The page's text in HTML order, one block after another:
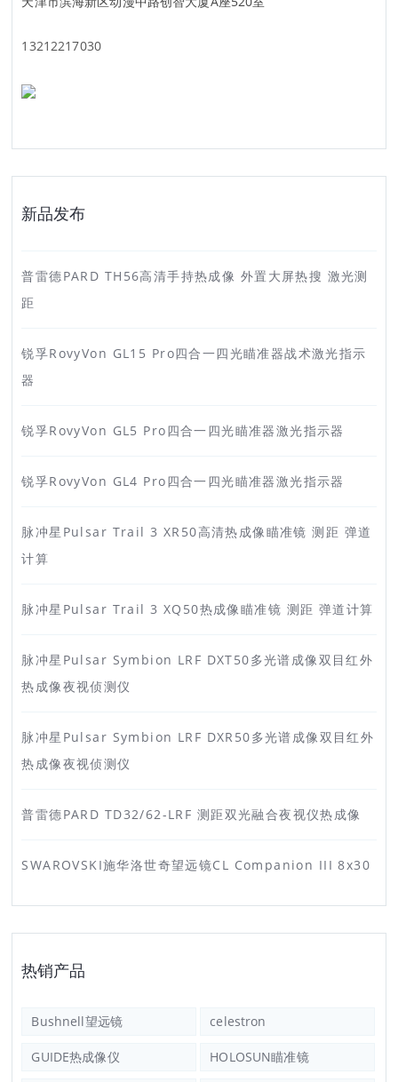
13212217030
新品发布
普雷德PARD TH56高清手持热成像 外置大屏热搜 激光测
距
锐孚RovyVon GL15 Pro四合一四光瞄准器战术激光指示
器
锐孚RovyVon GL5 Pro四合一四光瞄准器激光指示器
锐孚RovyVon GL4 Pro四合一四光瞄准器激光指示器
脉冲星Pulsar Trail 3 XR50高清热成像瞄准镜 测距 弹道
计算
脉冲星Pulsar Trail 3 XQ50热成像瞄准镜 测距 弹道计算
脉冲星Pulsar Symbion LRF DXT50多光谱成像双目红外
热成像夜视侦测仪
脉冲星Pulsar Symbion LRF DXR50多光谱成像双目红外
热成像夜视侦测仪
普雷德PARD TD32/62-LRF 测距双光融合夜视仪热成像
SWAROVSKI施华洛世奇望远镜CL Companion III 8x30
热销产品
Bushnell望远镜 celestron
GUIDE热成像仪 HOLOSUN瞄准镜